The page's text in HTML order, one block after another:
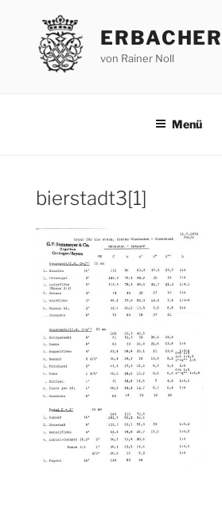
springen
von Rainer Noll
Menü
bierstadt3[1]